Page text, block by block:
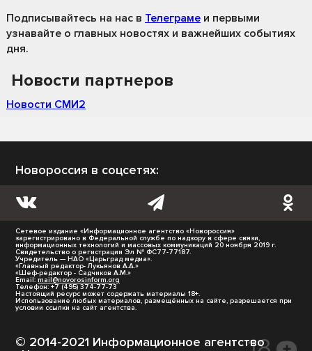
Подписывайтесь на нас в Телеграме и первыми
узнавайте о главных новостях и важнейших событиях
дня.
Новости партнеров
Новости СМИ2
Новороссия в соцсетях:
Сетевое издание «Информационное агентство «Новороссия»
зарегистрировано в Федеральной службе по надзору в сфере связи,
информационных технологий и массовых коммуникаций 20 ноября 2019 г.
Свидетельство о регистрации Эл № ФС77-77187.
Учредитель — НАО «Царьград медиа».
«Главный редактор- Лукьянов А.А.»
«Шеф-редактор - Садчиков А.М.»
Email: mail@novorosinform.org
Телефон: +7 (495) 374-77-73
Настоящий ресурс может содержать материалы 18+.
Использование любых материалов, размещённых на сайте, разрешается при
условии ссылки на сайт агентства.
© 2014-2021 Информационное агентство